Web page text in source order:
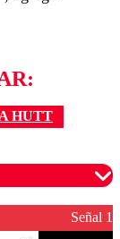
HUTT
un
Señal 1